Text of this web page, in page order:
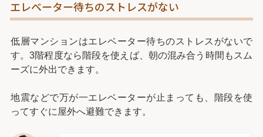
エレベーター待ちのストレスがない
低層マンションはエレベーター待ちのストレスがないで
す。3階程度なら階段を使えば、朝の混み合う時間もスム
ーズに外出できます。
地震などで万が一エレベーターが止まっても、階段を使
ってすぐに屋外へ避難できます。